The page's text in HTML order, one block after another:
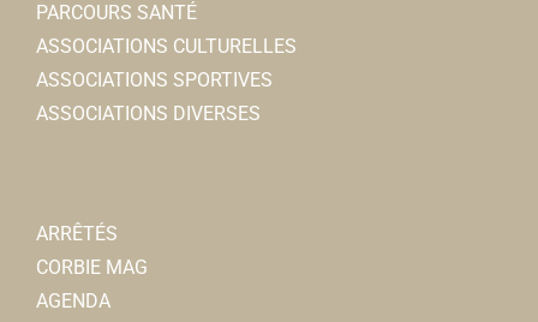
PARCOURS SANTÉ
ASSOCIATIONS CULTURELLES
ASSOCIATIONS SPORTIVES
ASSOCIATIONS DIVERSES
ARRÊTÉS
CORBIE MAG
AGENDA